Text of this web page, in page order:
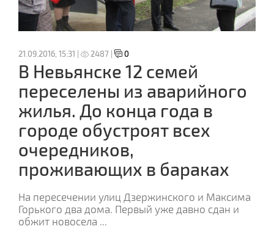
21.09.2016, 15:31 | 2487 | 0
В Невьянске 12 семей
переселены из аварийного
жилья. До конца года в
городе обустроят всех
очередников,
проживающих в бараках
На пересечении улиц Дзержинского и Максима
Горького два дома. Первый уже давно сдан и
обжит новосела ...